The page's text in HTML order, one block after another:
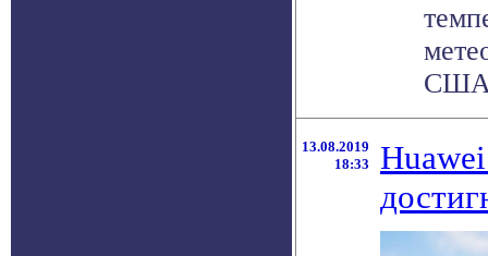
США
13.08.2019
18:33